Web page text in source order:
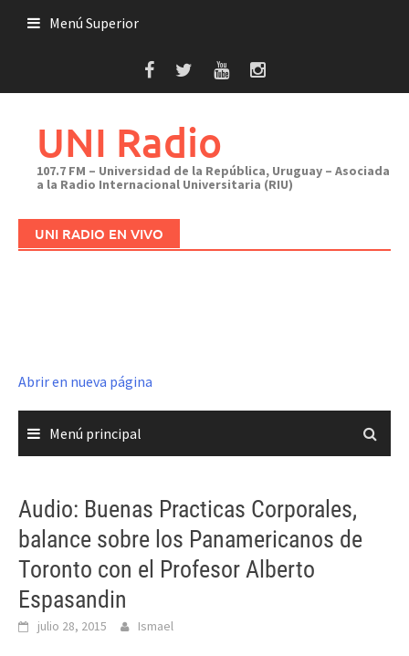
Menú Superior
UNI Radio
107.7 FM – Universidad de la República, Uruguay – Asociada
a la Radio Internacional Universitaria (RIU)
UNI RADIO EN VIVO
Abrir en nueva página
Menú principal
Audio: Buenas Practicas Corporales,
balance sobre los Panamericanos de
Toronto con el Profesor Alberto
Espasandin
julio 28, 2015 Ismael